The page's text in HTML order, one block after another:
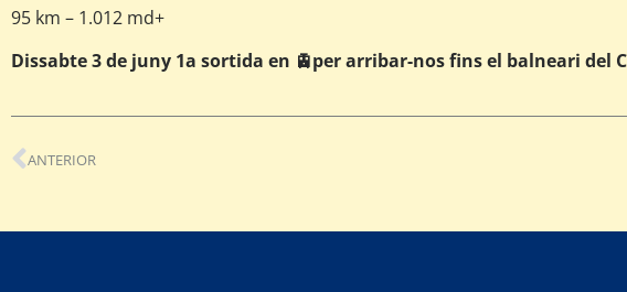
95 km – 1.012 md+
Dissabte 3 de juny 1a sortida en 🚊per arribar-nos fins el balneari del
ANTERIOR